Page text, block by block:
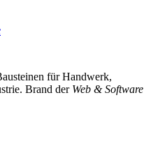
für Handwerk,
Brand der Web & Software